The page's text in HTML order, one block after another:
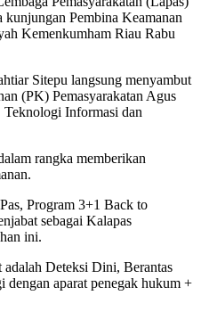
Pembina Keamanan
Kemenkumham Riau Rabu
Sitepu langsung menyambut
(PK) Pemasyarakatan Agus
Teknologi Informasi dan
rangka memberikan
Program 3+1 Back to
sebagai Kalapas
ini.
adalah Deteksi Dini, Berantas
dengan aparat penegak hukum +